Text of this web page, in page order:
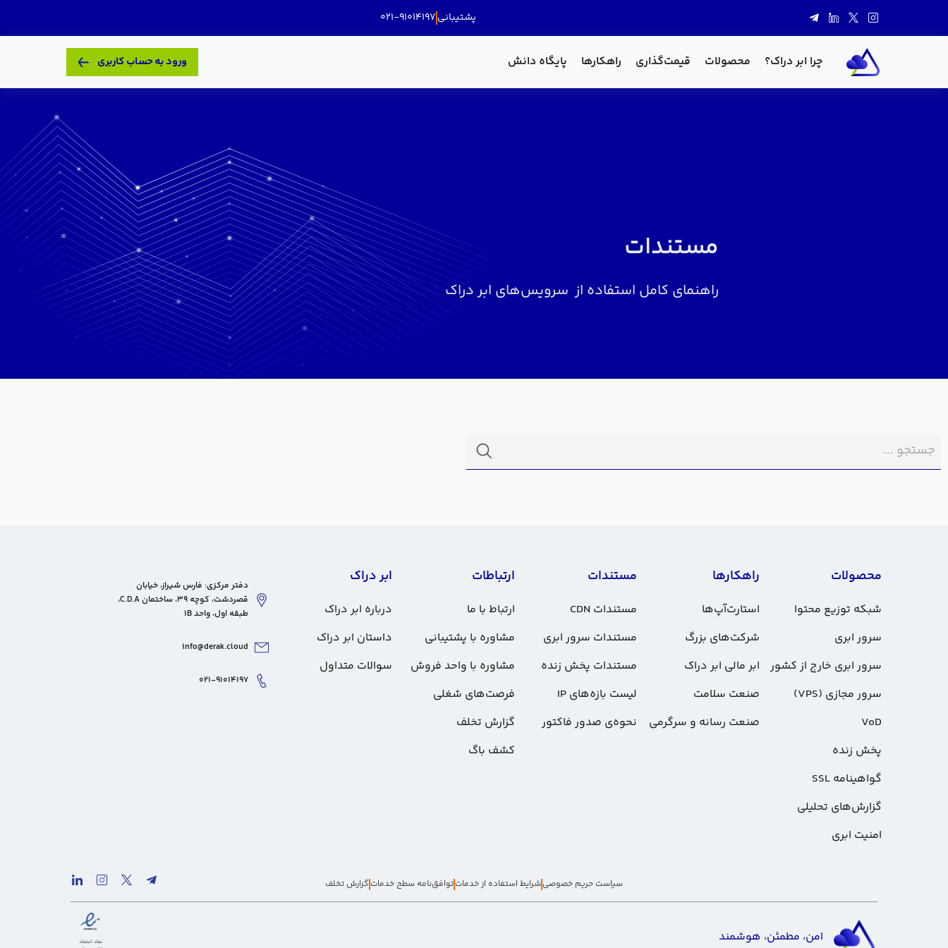
پشتیبانی۰۲۱-۹۱۰۱۴۱۹۷
چرا ابر دراک؟ محصولات قیمت‌گذاری راهکارها پایگاه دانش ورود به حساب کاربری
مستندات
راهنمای کامل استفاده از سرویس‌های ابر دراک
محصولات
شبکه توزیع محتوا
سرور ابری
سرور ابری خارج از کشور
سرور مجازی (VPS)
VoD
پخش زنده
گواهینامه SSL
گزارش‌های تحلیلی
امنیت ابری
راهکارها
استارت‌آپ‌ها
شرکت‌های بزرگ
ابر مالی ابر دراک
صنعت سلامت
صنعت رسانه و سرگرمی
مستندات
مستندات CDN
مستندات سرور ابری
مستندات پخش زنده
لیست بازه‌های IP
نحوه‌ی صدور فاکتور
ارتباطات
ارتباط با ما
مشاوره با پشتیبانی
مشاوره با واحد فروش
فرصت‌های شغلی
گزارش تخلف
کشف باگ
ابر دراک
درباره ابر دراک
داستان ابر دراک
سوالات متداول
دفتر مرکزی: فارس شیراز، خیابان
قصردشت، کوچه 39، ساختمان C.D.A،
طبقه اول، واحد 1B
info@derak.cloud
۰۲۱-۹۱۰۱۴۱۹۷
سیاست حریم خصوصیشرایط استفاده از خدماتتوافق‌نامه سطح خدمات گزارش تخلف
امن، مطمئن، هوشمند
نماد اعتماد